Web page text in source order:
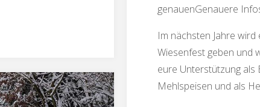
genauenGenauere
Im nächsten Jahre
Wiesenfest geben und
eure Unterstützung als
Mehlspeisen und als